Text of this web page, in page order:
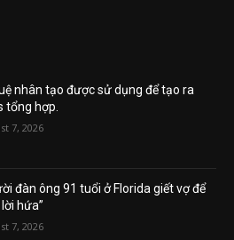
nhân tạo được sử dụng để tạo ra
tổng hợp.
7, 2026
đàn ông 91 tuổi ở Florida giết vợ để
hứa”
7, 2026